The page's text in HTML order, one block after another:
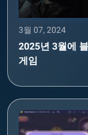
3월 07, 2024
2025년 3월에
게임